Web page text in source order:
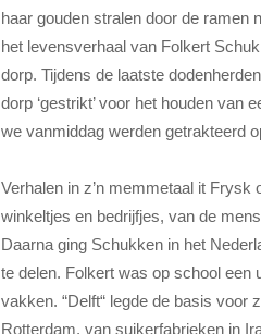
haar gouden stralen door de ramen
het levensverhaal van Folkert
dorp. Tijdens de laatste
dorp ‘gestrikt’ voor het houden van
we vanmiddag werden getrakteerd
Verhalen in z’n memmetaal it
winkeltjes en bedrijfjes, van de
Daarna ging Schukken in het
te delen. Folkert was op school een
vakken. “Delft“ legde de basis voor
Rotterdam, van suikerfabrieken in